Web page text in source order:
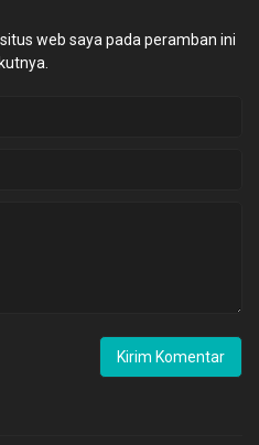
web saya pada peramban ini